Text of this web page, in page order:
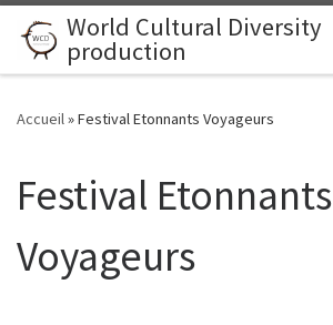
Skip to content
World Cultural Diversity
production
Accueil»Festival Etonnants Voyageurs
Festival Etonnants
Voyageurs